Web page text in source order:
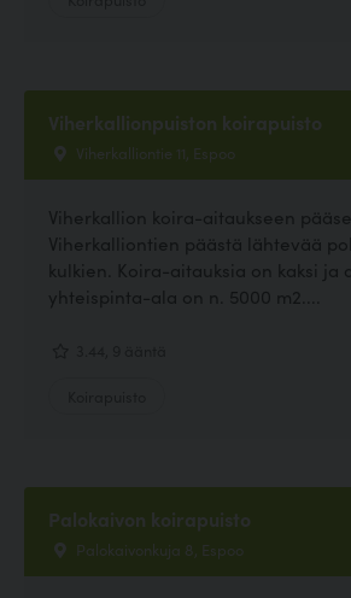
Viherkallionpuiston koirapuisto
Viherkalliontie 11, Espoo
Viherkallion koira-aitaukseen
Viherkalliontien päästä lähtevää
kulkien. Koira-aitauksia on kaksi ja
yhteispinta-ala on n. 5000 m2....
Palokaivon koirapuisto
Palokaivonkuja 8, Espoo